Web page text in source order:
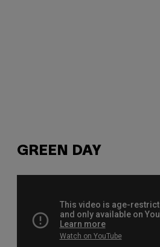
GREEN DAY